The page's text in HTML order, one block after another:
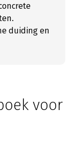
duiding en
voor